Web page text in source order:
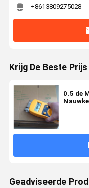
+8613809275028
Krijg De Beste
0.5 de
Geadviseerde